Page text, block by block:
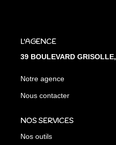
L'AGENCE
39 BOULEVARD
Notre agence
Nous contacter
NOS SERVICES
Nos outils